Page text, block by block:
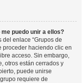
puedo unir a ellos?
del enlace “Grupos de
proceder haciendo clic en
acceso. Sin embargo,
otros están cerrados y
puede unirse
requiere de